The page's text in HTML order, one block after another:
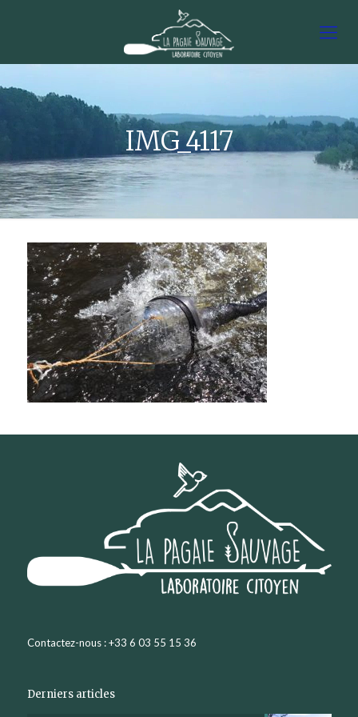
IMG_4117
Contactez-nous : +33 6 03 55 15 36
Derniers articles